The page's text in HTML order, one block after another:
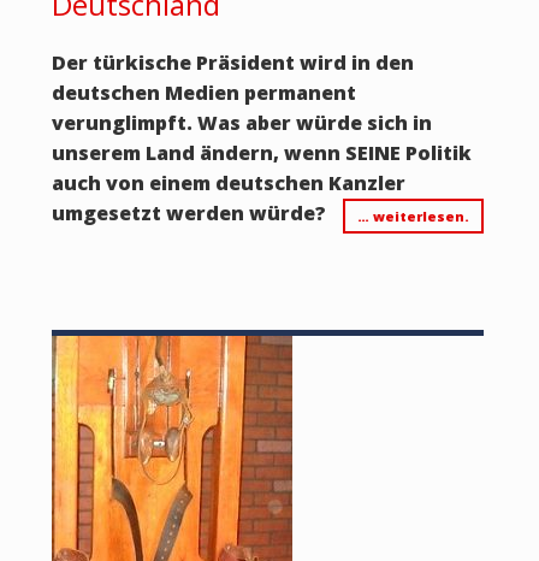
Der türkische Präsident wird in den
deutschen Medien permanent
verunglimpft. Was aber würde sich in
unserem Land ändern, wenn SEINE Politik
auch von einem deutschen Kanzler
umgesetzt werden würde?
… weiterlesen.